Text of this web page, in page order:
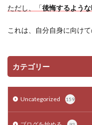
ただし、「後悔するよう
これは、自分自身に向け
カテゴリー
Uncategorized 159